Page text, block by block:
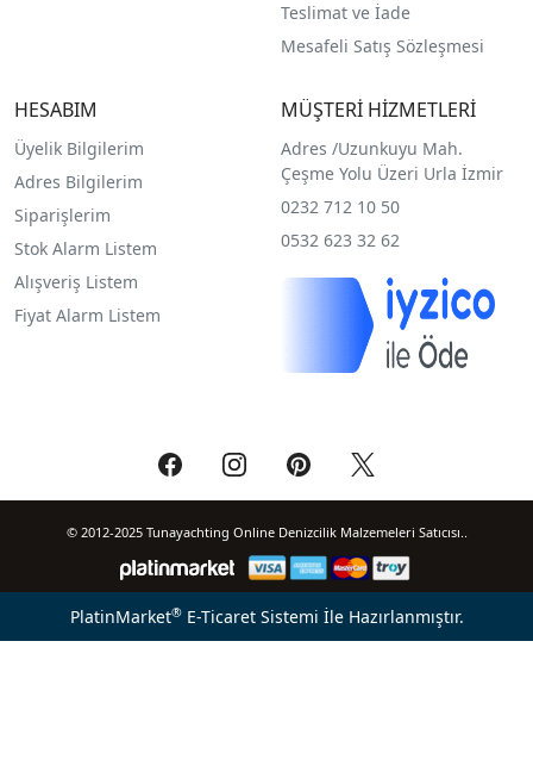
Teslimat ve İade
Mesafeli Satış Sözleşmesi
HESABIM
Üyelik Bilgilerim
Adres Bilgilerim
Siparişlerim
Stok Alarm Listem
Alışveriş Listem
Fiyat Alarm Listem
MÜŞTERİ HİZMETLERİ
Adres /Uzunkuyu Mah.
Çeşme Yolu Üzeri Urla İzmir
0232 712 10 50
0532 623 32 62
© 2012-2025 Tunayachting Online Denizcilik Malzemeleri Satıcısı..
PlatinMarket®E-Ticaret Sistemi İle Hazırlanmıştır.